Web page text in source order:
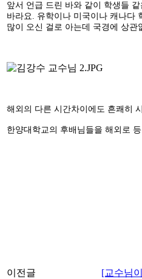
앞서 언급 드린 바와 같이 학생들
바라요. 유학이나 미국이나 캐나다
많이 오신 걸로 아는데 국경에 상
해외의 다른 시간차이에도 흔쾌히
한양대학교의 후배님들을 해외로
이전글 [교수님